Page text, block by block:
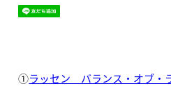
①ラッセン バランス・オブ